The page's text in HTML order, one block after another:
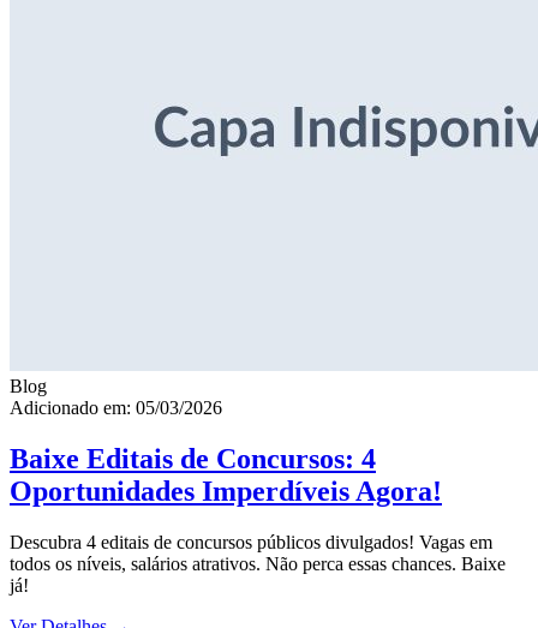
Blog
Adicionado em: 05/03/2026
Baixe Editais de Concursos: 4
Oportunidades Imperdíveis Agora!
Descubra 4 editais de concursos públicos divulgados! Vagas em
todos os níveis, salários atrativos. Não perca essas chances. Baixe
já!